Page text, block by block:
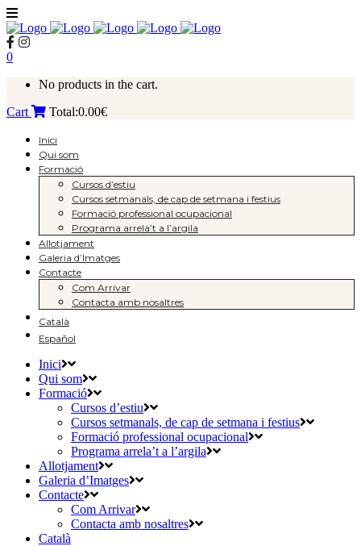
0
No products in the cart.
Cart
Total:0.00€
Inici
Qui som
Formació
Cursos d’estiu
Cursos setmanals, de cap de setmana i festius
Formació professional ocupacional
Programa arrela’t a l’argila
Allotjament
Galeria d’Imatges
Contacte
Com Arrivar
Contacta amb nosaltres
Català
Español
Inici
Qui som
Formació
Cursos d’estiu
Cursos setmanals, de cap de setmana i festius
Formació professional ocupacional
Programa arrela’t a l’argila
Allotjament
Galeria d’Imatges
Contacte
Com Arrivar
Contacta amb nosaltres
Català